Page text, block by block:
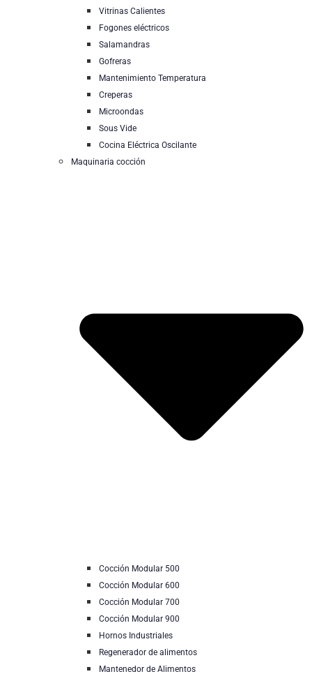
Vitrinas Calientes
Fogones eléctricos
Salamandras
Gofreras
Mantenimiento Temperatura
Creperas
Microondas
Sous Vide
Cocina Eléctrica Oscilante
Maquinaria cocción
Cocción Modular 500
Cocción Modular 600
Cocción Modular 700
Cocción Modular 900
Hornos Industriales
Regenerador de alimentos
Mantenedor de Alimentos